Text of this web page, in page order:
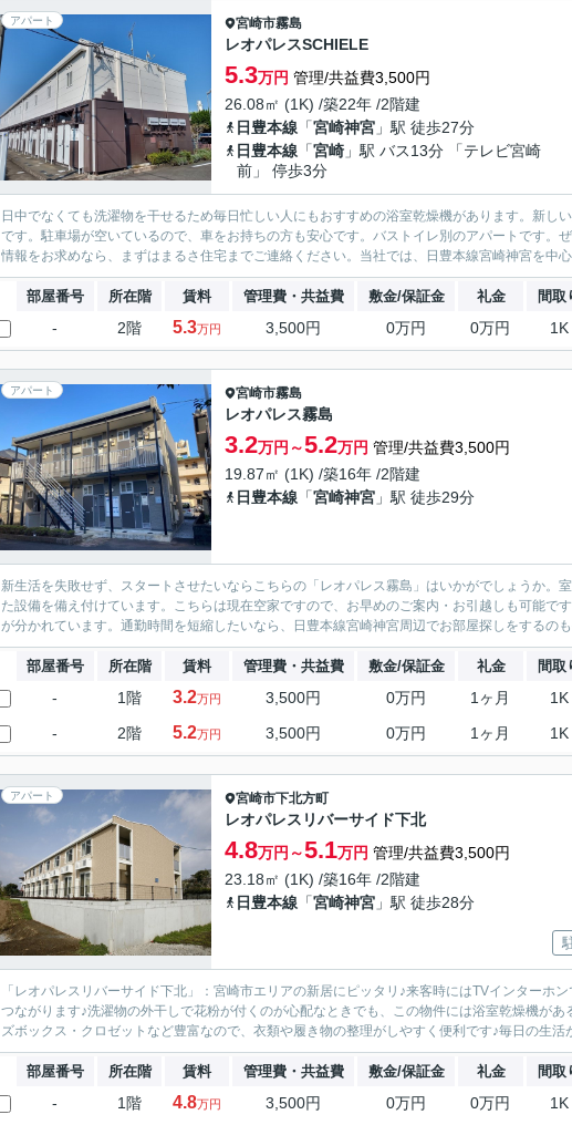
アパート 宮崎市霧島
レオパレスSCHIELE
5.3万円 管理/共益費3,500円
26.08㎡ (1K) /築22年 /2階建
日豊本線 「宮崎神宮 」駅 徒歩27分
日豊本線 「宮崎 」駅 バス13分 「テレビ宮崎
前」 停歩3分
日中でなくても洗濯物を干せるため毎日忙しい人にもおすすめの浴室乾燥機があります。新し
です。駐車場が空いているので、車をお持ちの方も安心です。バストイレ別のアパートです。
情報をお求めなら、まずはまるさ住宅までご連絡ください。当社では、日豊本線宮崎神宮を中
部屋番号 所在階 賃料 管理費・共益費 敷金/保証金 礼金 間取
- 2階 5.3万円 3,500円 0万円 0万円 1K
アパート 宮崎市霧島
レオパレス霧島
3.2万円～5.2万円 管理/共益費3,500円
19.87㎡ (1K) /築16年 /2階建
日豊本線 「宮崎神宮 」駅 徒歩29分
新生活を失敗せず、スタートさせたいならこちらの「レオパレス霧島」はいかがでしょうか。
た設備を備え付けています。こちらは現在空家ですので、お早めのご案内・お引越しも可能で
が分かれています。通勤時間を短縮したいなら、日豊本線宮崎神宮周辺でお部屋探しをするの
部屋番号 所在階 賃料 管理費・共益費 敷金/保証金 礼金 間取
- 1階 3.2万円 3,500円 0万円 1ヶ月 1K
- 2階 5.2万円 3,500円 0万円 1ヶ月 1K
アパート 宮崎市下北方町
レオパレスリバーサイド下北
4.8万円～5.1万円 管理/共益費3,500円
23.18㎡ (1K) /築16年 /2階建
日豊本線 「宮崎神宮 」駅 徒歩28分
「レオパレスリバーサイド下北」：宮崎市エリアの新居にピッタリ♪来客時にはTVインターホ
つながります♪洗濯物の外干しで花粉が付くのが心配なときでも、この物件には浴室乾燥機が
ズボックス・クロゼットなど豊富なので、衣類や履き物の整理がしやすく便利です♪毎日の生
部屋番号 所在階 賃料 管理費・共益費 敷金/保証金 礼金 間取
- 1階 4.8万円 3,500円 0万円 0万円 1K